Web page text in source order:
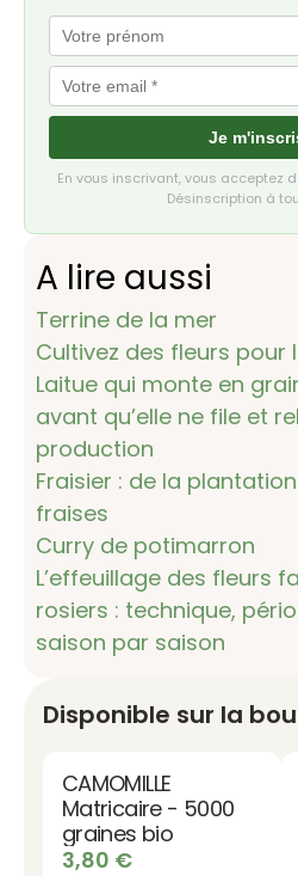
Je
En vous inscrivant, vous acceptez
Désinscription à
A lire aussi
Terrine de la mer
Cultivez des fleurs pour
Laitue qui monte en
avant qu’elle ne file et
production
Fraisier : de la
fraises
Curry de potimarron
L’effeuillage des fleurs
rosiers : technique,
saison par saison
Disponible sur la
CAMOMILLE
Matricaire - 5000
graines bio
3,80 €